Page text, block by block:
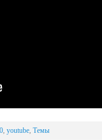
, youtube, Темы